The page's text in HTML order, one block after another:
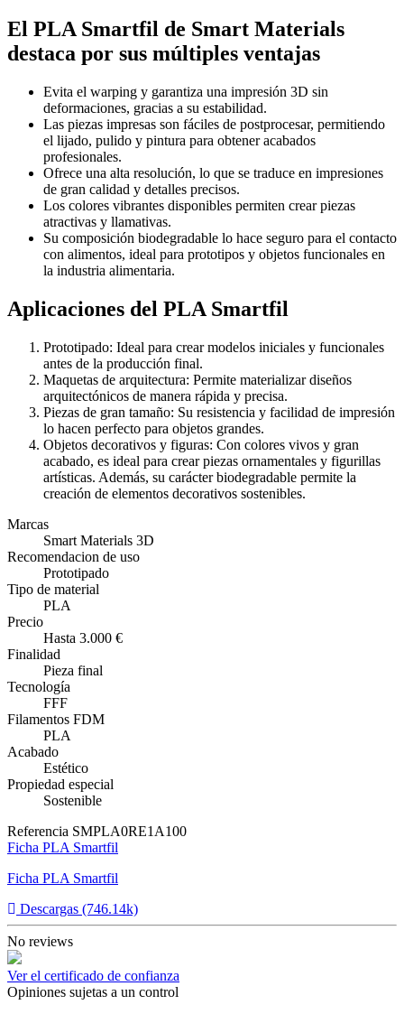
El PLA Smartfil de Smart Materials
destaca por sus múltiples ventajas
Evita el warping y garantiza una impresión 3D sin
deformaciones, gracias a su estabilidad.
Las piezas impresas son fáciles de postprocesar, permitiendo
el lijado, pulido y pintura para obtener acabados
profesionales.
Ofrece una alta resolución, lo que se traduce en impresiones
de gran calidad y detalles precisos.
Los colores vibrantes disponibles permiten crear piezas
atractivas y llamativas.
Su composición biodegradable lo hace seguro para el contacto
con alimentos, ideal para prototipos y objetos funcionales en
la industria alimentaria.
Aplicaciones del PLA Smartfil
Prototipado: Ideal para crear modelos iniciales y funcionales
antes de la producción final.
Maquetas de arquitectura: Permite materializar diseños
arquitectónicos de manera rápida y precisa.
Piezas de gran tamaño: Su resistencia y facilidad de impresión
lo hacen perfecto para objetos grandes.
Objetos decorativos y figuras: Con colores vivos y gran
acabado, es ideal para crear piezas ornamentales y figurillas
artísticas. Además, su carácter biodegradable permite la
creación de elementos decorativos sostenibles.
Marcas
Smart Materials 3D
Recomendacion de uso
Prototipado
Tipo de material
PLA
Precio
Hasta 3.000 €
Finalidad
Pieza final
Tecnología
FFF
Filamentos FDM
PLA
Acabado
Estético
Propiedad especial
Sostenible
Referencia SMPLA0RE1A100
Ficha PLA Smartfil
Ficha PLA Smartfil
Descargas (746.14k)
No reviews
Ver el certificado de confianza
Opiniones sujetas a un control